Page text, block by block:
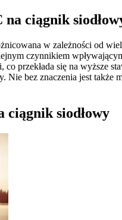
ciągnik
w zależności od
czynnikiem
przekłada się na wyższe
bez znaczenia jest
ciągnik siodłowy